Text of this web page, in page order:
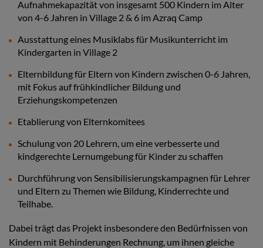
Aufnahmekapazität von insgesamt 500 Kindern im Alter
von 4-6 Jahren in Village 2 & 6 im Azraq Camp
Ausstattung eines Musiklabs für Musikunterricht im
Kindergarten in Village 2
Elternbildung für Eltern von Kindern zwischen 0-6 Jahren,
mit Fokus auf frühkindlicher Bildung und
Erziehungskompetenzen
Etablierung von Elternkomitees
Schulung von 20 Lehrern, um eine verbesserte und
kindgerechte Lernumgebung für Kinder zu schaffen
Durchführung von Sensibilisierungskampagnen für Lehrer
und Eltern zu Themen wie Bildung, Kinderrechte und
Teilhabe.
Dabei trägt das Projekt insbesondere den Bedürfnissen von
Kindern mit Behinderungen Rechnung, um ihnen gleiche